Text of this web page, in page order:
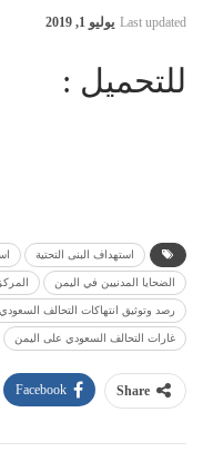
Last updated يوليو 1, 2019
للتحميل :
استهداف البنى التحتية
الضحايا المدنيين في اليمن
رصد وتوثيق انتهاكات التحالف السعودي
غارات التحالف السعودي على اليمن
Share
Facebook